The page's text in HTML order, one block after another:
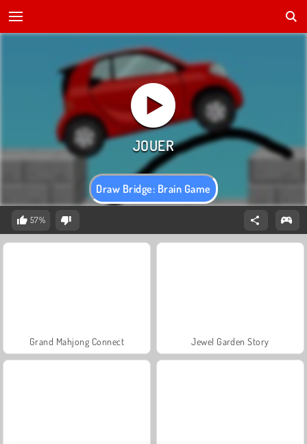
Draw Bridge: Brain Game
57%
Grand Mahjong Connect Jewel Garden Story